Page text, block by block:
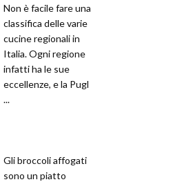
Non è facile fare una
classifica delle varie
cucine regionali in
Italia. Ogni regione
infatti ha le sue
eccellenze, e la Pugl
...
Gli broccoli affogati
sono un piatto